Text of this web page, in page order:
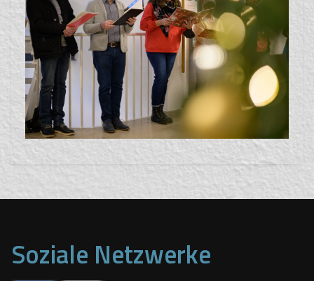
Soziale Netzwerke